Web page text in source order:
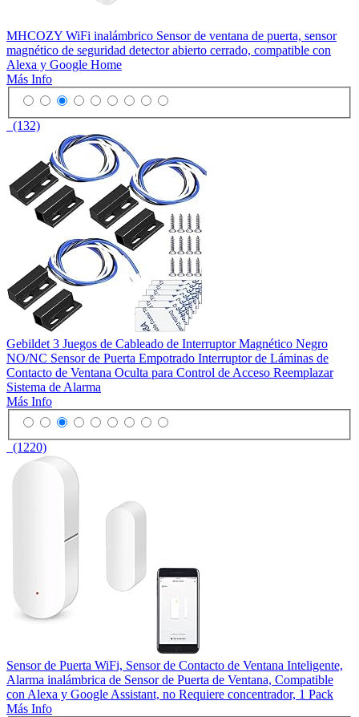
MHCOZY WiFi inalámbrico Sensor de ventana de puerta, sensor
magnético de seguridad detector abierto cerrado, compatible con
Alexa y Google Home
Más Info
(132)
Gebildet 3 Juegos de Cableado de Interruptor Magnético Negro
NO/NC Sensor de Puerta Empotrado Interruptor de Láminas de
Contacto de Ventana Oculta para Control de Acceso Reemplazar
Sistema de Alarma
Más Info
(1220)
Sensor de Puerta WiFi, Sensor de Contacto de Ventana Inteligente,
Alarma inalámbrica de Sensor de Puerta de Ventana, Compatible
con Alexa y Google Assistant, no Requiere concentrador, 1 Pack
Más Info